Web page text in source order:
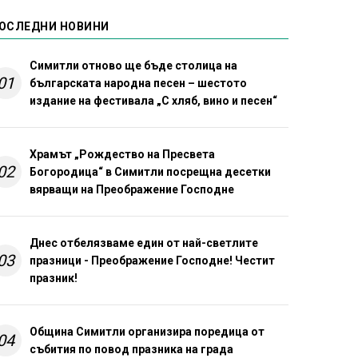
НОВИНИ
Симитли отново ще бъде столица на
българската народна песен – шестото
издание на фестивала „С хляб, вино и песен“
Храмът „Рождество на Пресвета
Богородица“ в Симитли посрещна десетки
вярващи на Преображение Господне
Днес отбелязваме един от най-светлите
празници - Преображение Господне! Честит
празник!
Община Симитли организира поредица от
събития по повод празника на града